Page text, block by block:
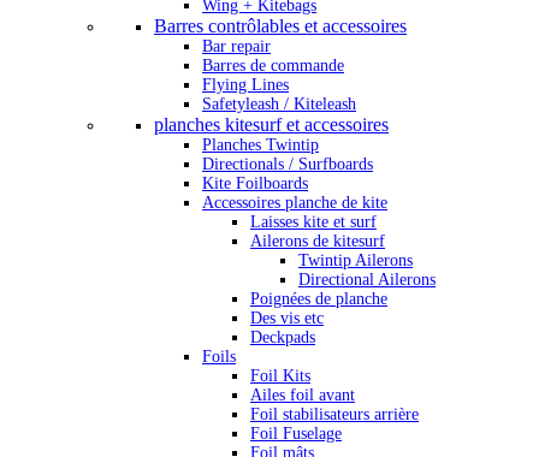
Wing + Kitebags
Barres contrôlables et accessoires
Bar repair
Barres de commande
Flying Lines
Safetyleash / Kiteleash
planches kitesurf et accessoires
Planches Twintip
Directionals / Surfboards
Kite Foilboards
Accessoires planche de kite
Laisses kite et surf
Ailerons de kitesurf
Twintip Ailerons
Directional Ailerons
Poignées de planche
Des vis etc
Deckpads
Foils
Foil Kits
Ailes foil avant
Foil stabilisateurs arrière
Foil Fuselage
Foil mâts